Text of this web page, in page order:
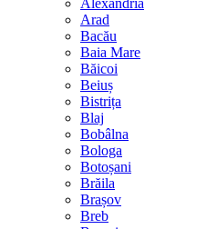
Alexandria
Arad
Bacău
Baia Mare
Băicoi
Beiuș
Bistrița
Blaj
Bobâlna
Bologa
Botoșani
Brăila
Brașov
Breb